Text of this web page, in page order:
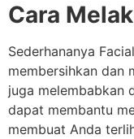
Cara
Sederhananya
membersihkan dan
juga melembabkan
dapat membantu
membuat Anda